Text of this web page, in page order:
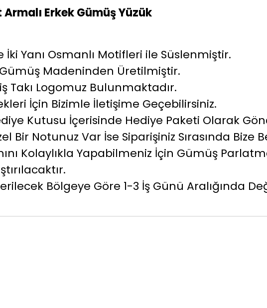
Erkek Gümüş Yüzük
İki Yanı Osmanlı Motifleri ile Süslenmiştir.
Madeninden Üretilmiştir.
Takı Logomuz Bulunmaktadır.
İçin Bizimle İletişime Geçebilirsiniz.
Kutusu İçerisinde Hediye Paketi Olarak
Bir Notunuz Var İse Siparişiniz Sırasında Bize
Kolaylıkla Yapabilmeniz İçin Gümüş
Bölgeye Göre 1-3 İş Günü Aralığında